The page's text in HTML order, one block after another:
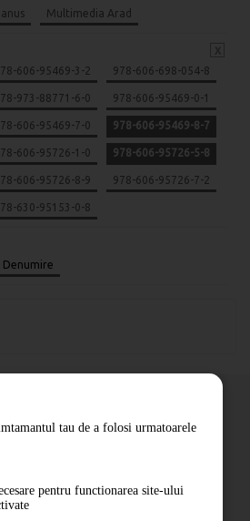
Multimedia Arad
606-95469-3-2 978-606-698-054-8
973-88771-6-0 978-606-95469-0-1
606-95469-7-0 978-606-95469-8-7
606-95726-1-0 978-606-95726-5-8
606-95726-8-9 978-606-95726-7-2
630-95153-0-8
Denumire
tau de a folosi urmatoarele
pentru functionarea site-ului